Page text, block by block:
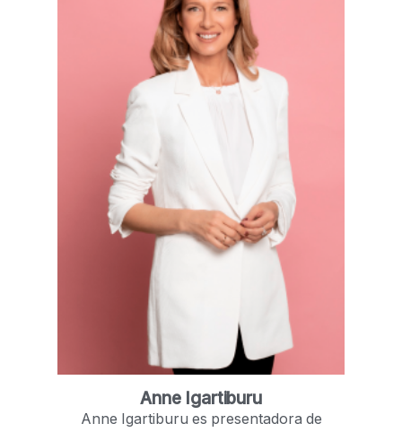
Anne Igartiburu
Anne Igartiburu es presentadora de